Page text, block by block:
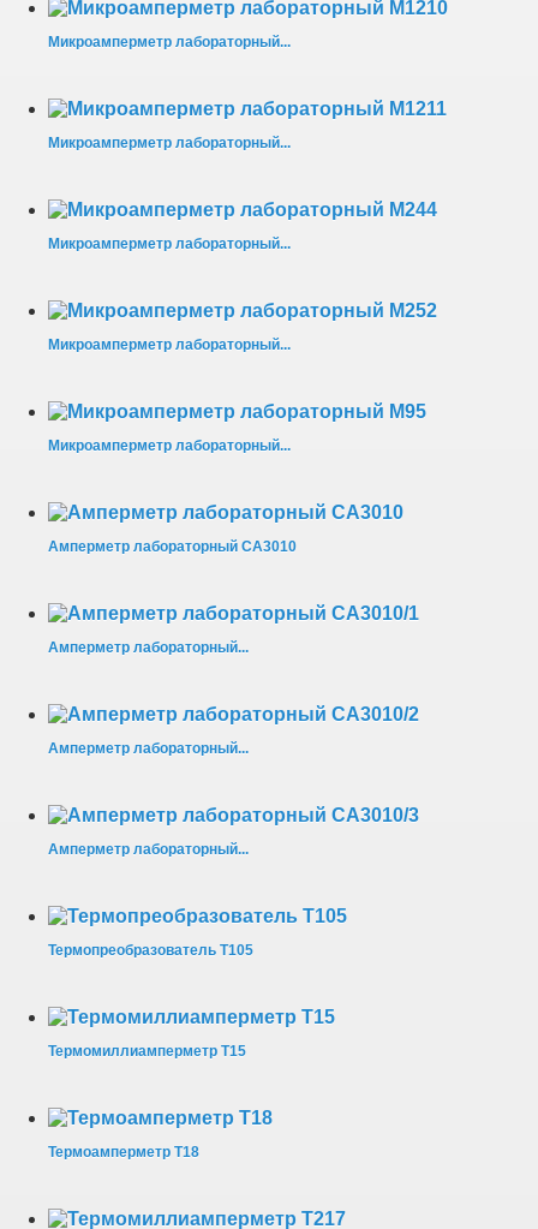
Микроамперметр лабораторный...
Микроамперметр лабораторный...
Микроамперметр лабораторный...
Микроамперметр лабораторный...
Микроамперметр лабораторный...
Амперметр лабораторный СА3010
Амперметр лабораторный...
Амперметр лабораторный...
Амперметр лабораторный...
Термопреобразователь Т105
Термомиллиамперметр Т15
Термоамперметр Т18